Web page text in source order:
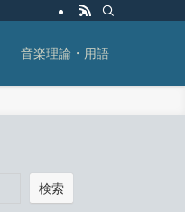
音楽理論・用語
検索